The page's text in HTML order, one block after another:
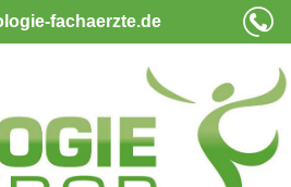
fachaerzte.de